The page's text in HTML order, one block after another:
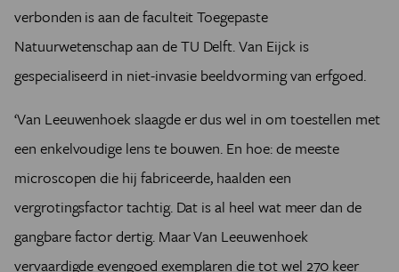
verbonden is aan de faculteit Toegepaste
Natuurwetenschap aan de TU Delft. Van Eijck is
gespecialiseerd in niet-invasie beeldvorming van erfgoed.
‘Van Leeuwenhoek slaagde er dus wel in om toestellen met
een enkelvoudige lens te bouwen. En hoe: de meeste
microscopen die hij fabriceerde, haalden een
vergrotingsfactor tachtig. Dat is al heel wat meer dan de
gangbare factor dertig. Maar Van Leeuwenhoek
vervaardigde evengoed exemplaren die tot wel 270 keer